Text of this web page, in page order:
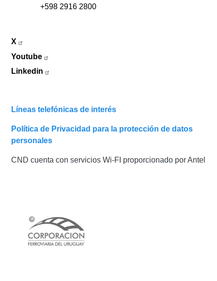
+598 2916 2800
X
Youtube
Linkedin
Líneas telefónicas de interés
Política de Privacidad para la protección de datos
personales
CND cuenta con servicios Wi-FI proporcionado por Antel